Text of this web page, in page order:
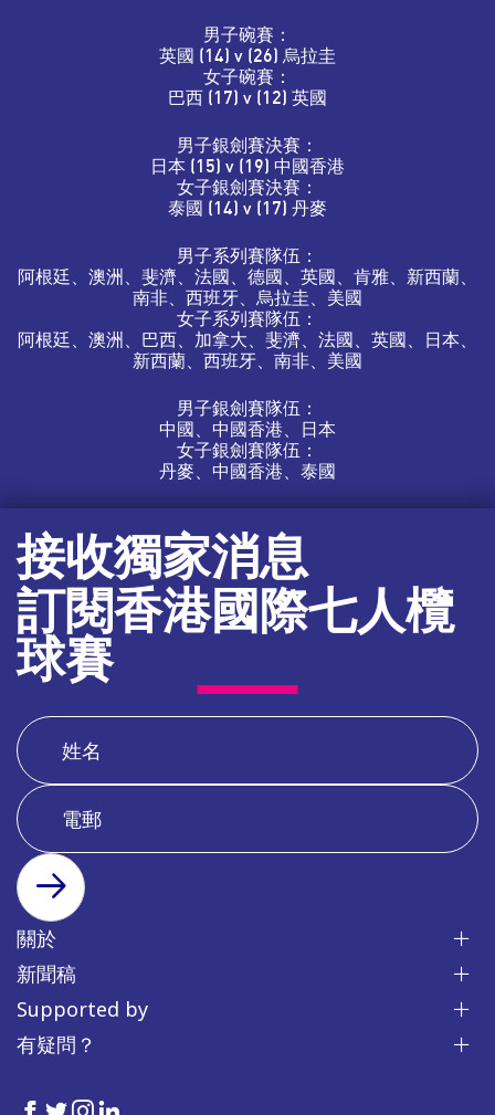
男子碗賽：
英國 (14) v (26) 烏拉圭
女子碗賽：
巴西 (17) v (12) 英國
男子銀劍賽決賽：
日本 (15) v (19) 中國香港
女子銀劍賽決賽：
泰國 (14) v (17) 丹麥
男子系列賽隊伍：
阿根廷、澳洲、斐濟、法國、德國、英國、肯雅、新西蘭、
南非、西班牙、烏拉圭、美國
女子系列賽隊伍：
阿根廷、澳洲、巴西、加拿大、斐濟、法國、英國、日本、
新西蘭、西班牙、南非、美國
男子銀劍賽隊伍：
中國、中國香港、日本
女子銀劍賽隊伍：
丹麥、中國香港、泰國
接收獨家消息
訂閱香港國際七人欖
球賽
訂閱
關於
新聞稿
Supported by
有疑問？